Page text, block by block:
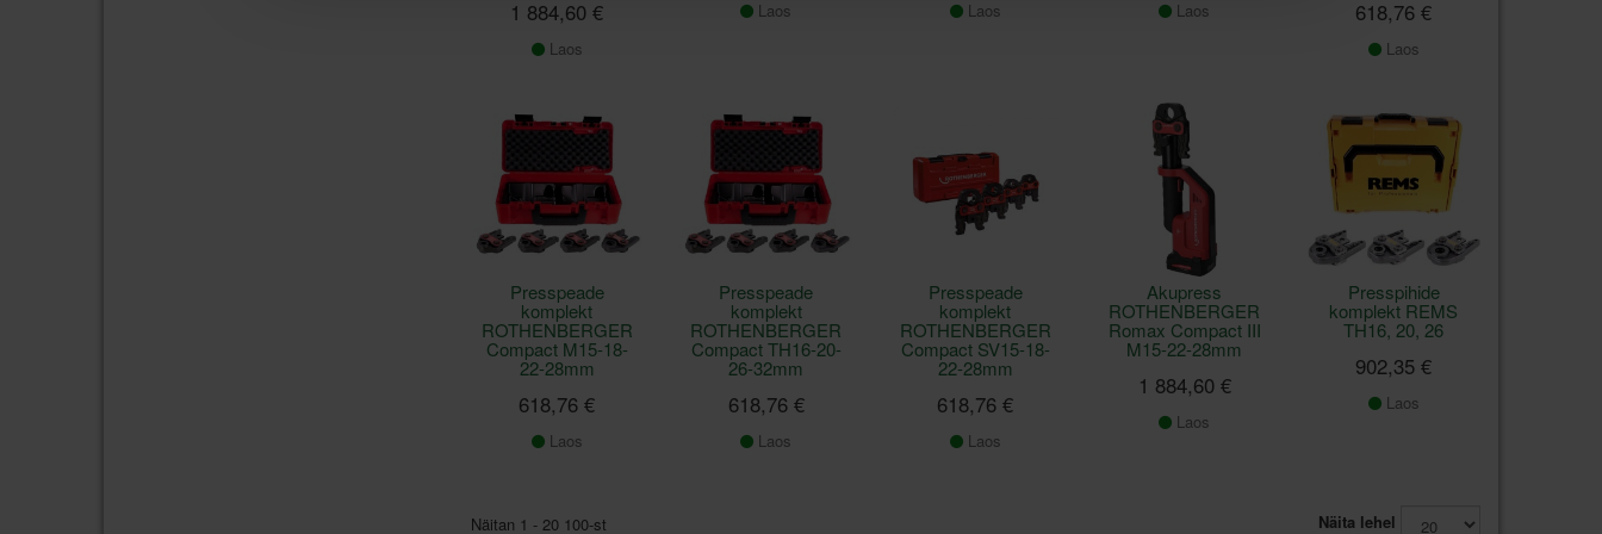
1 884,60 €
Laos
Laos Laos Laos 618,76 €
Laos
Presspeade
komplekt
ROTHENBERGER
Compact M15-18-
22-28mm
618,76 €
Laos
Presspeade
komplekt
ROTHENBERGER
Compact TH16-20-
26-32mm
618,76 €
Laos
Presspeade
komplekt
ROTHENBERGER
Compact SV15-18-
22-28mm
618,76 €
Laos
Akupress
ROTHENBERGER
Romax Compact III
M15-22-28mm
1 884,60 €
Laos
Presspihide
komplekt REMS
TH16, 20, 26
902,35 €
Laos
Näitan 1 - 20 100-st Näita lehel